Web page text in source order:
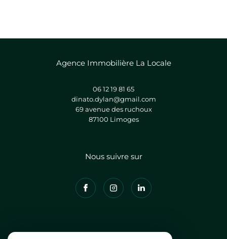
Agence Immobilière La Locale
06 12 19 81 65
dinato.dylan@gmail.com
69 avenue des ruchoux
87100
limoges
Nous suivre sur